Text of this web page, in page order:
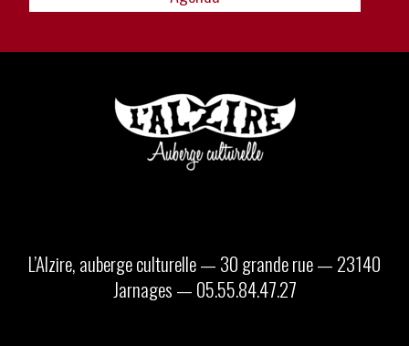
L’Alzire, auberge culturelle — 30 grande rue — 23140
Jarnages — 05.55.84.47.27